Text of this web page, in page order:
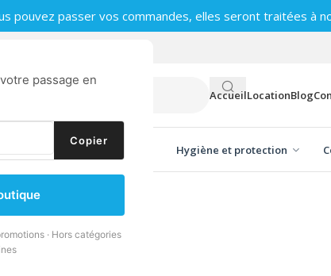
passage en
Copier
· Hors catégories
pouvez passer vos commandes, elles seront traitées à
AccueilLocationBlog
Produits d'entretien Hygiène et protection